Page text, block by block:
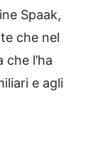
Spaak,
che nel
l’ha
e agli